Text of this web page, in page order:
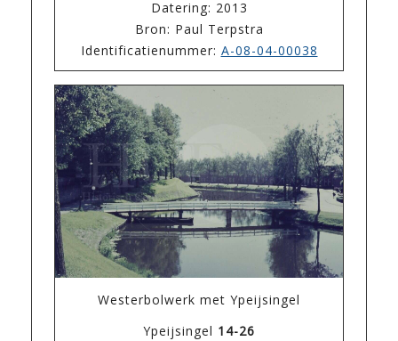
Datering: 2013
Bron: Paul Terpstra
Identificatienummer: A-08-04-00038
Westerbolwerk met Ypeijsingel
Ypeijsingel 14-26